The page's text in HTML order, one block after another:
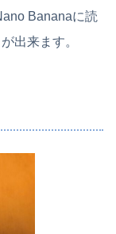
Bananaに読
出来ます。